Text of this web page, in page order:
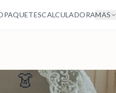
PAQUETESCALCULADORAMAS
👗